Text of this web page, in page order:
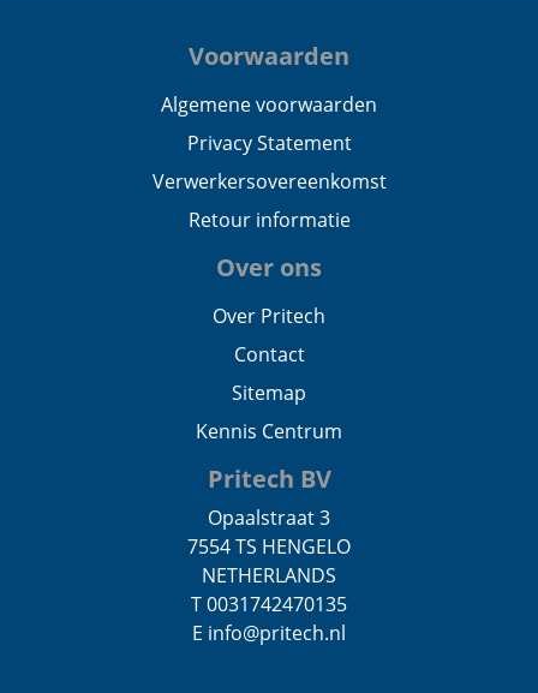
Voorwaarden
Algemene voorwaarden
Privacy Statement
Verwerkersovereenkomst
Retour informatie
Over ons
Over Pritech
Contact
Sitemap
Kennis Centrum
Pritech BV
Opaalstraat 3
7554 TS HENGELO
NETHERLANDS
T 0031742470135
E info@pritech.nl